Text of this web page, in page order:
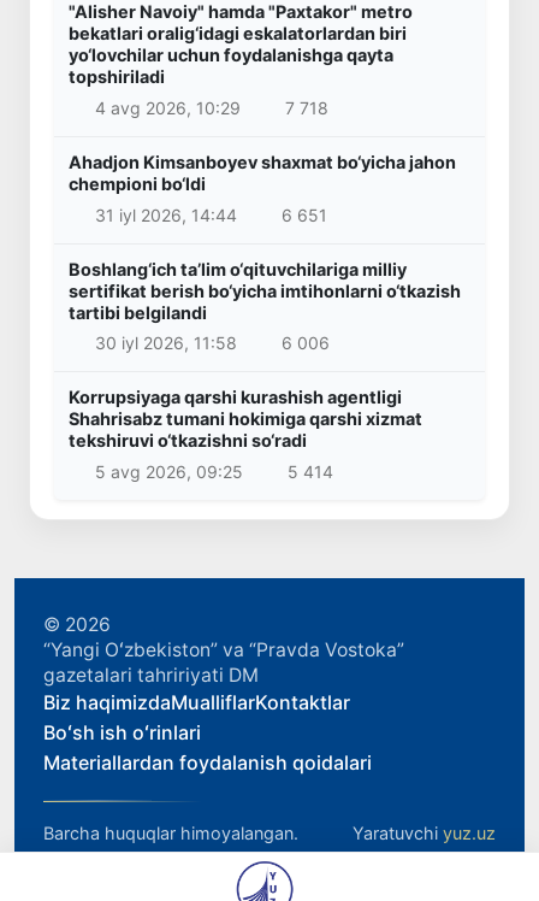
"Alisher Navoiy" hamda "Paxtakor" metro
bekatlari oralig‘idagi eskalatorlardan biri
yo‘lovchilar uchun foydalanishga qayta
topshiriladi
4 avg 2026, 10:29
7 718
Ahadjon Kimsanboyev shaxmat bo‘yicha jahon
chempioni bo‘ldi
31 iyl 2026, 14:44
6 651
Boshlang‘ich ta’lim o‘qituvchilariga milliy
sertifikat berish bo‘yicha imtihonlarni o‘tkazish
tartibi belgilandi
30 iyl 2026, 11:58
6 006
Korrupsiyaga qarshi kurashish agentligi
Shahrisabz tumani hokimiga qarshi xizmat
tekshiruvi o‘tkazishni so‘radi
5 avg 2026, 09:25
5 414
© 2026
“Yangi Oʻzbekiston” va “Pravda Vostoka”
gazetalari tahririyati DM
Biz haqimizdaMualliflarKontaktlar
Boʻsh ish oʻrinlari
Materiallardan foydalanish qoidalari
Barcha huquqlar himoyalangan. Yaratuvchi yuz.uz